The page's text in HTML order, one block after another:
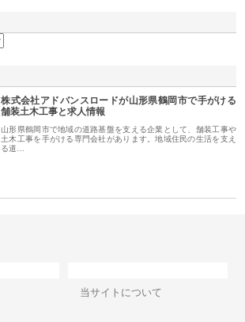
株式会社アドバンスロードが山形県鶴岡市で手がける
舗装土木工事と求人情報
山形県鶴岡市で地域の道路基盤を支える企業として、舗装工事や
土木工事を手がける専門会社があります。地域住民の生活を支え
る道…
当サイトについて